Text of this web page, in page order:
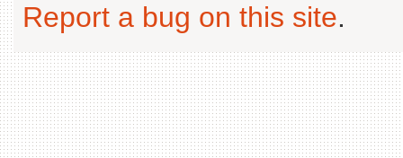
Report a bug on this site.